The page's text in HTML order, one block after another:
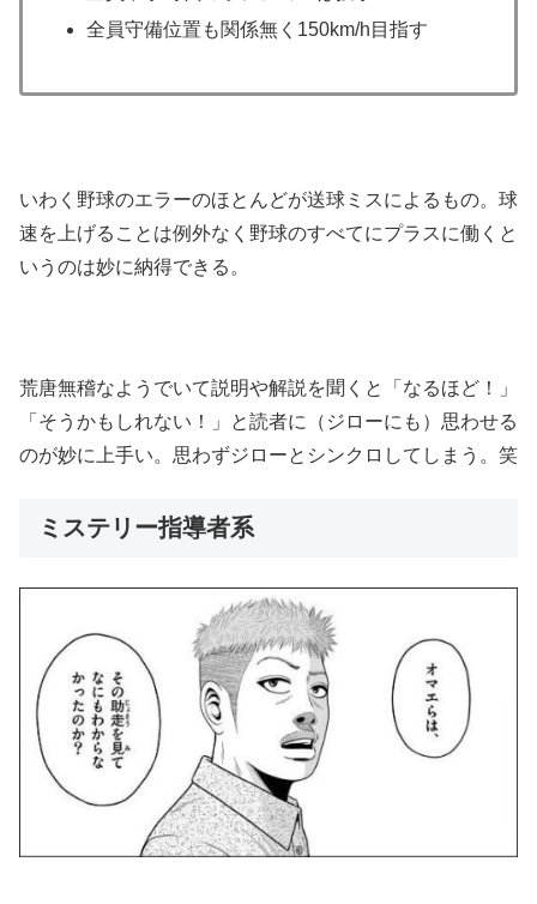
全員守備位置も関係無く150km/h目指す
いわく野球のエラーのほとんどが送球ミスによるもの。球
速を上げることは例外なく野球のすべてにプラスに働くと
いうのは妙に納得できる。
荒唐無稽なようでいて説明や解説を聞くと「なるほど！」
「そうかもしれない！」と読者に（ジローにも）思わせる
のが妙に上手い。思わずジローとシンクロしてしまう。笑
ミステリー指導者系